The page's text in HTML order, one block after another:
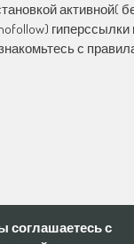
активной(
гиперссылки
с
соглашаетесь с